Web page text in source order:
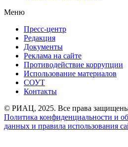
Меню
Пресс-центр
Редакция
Документы
Реклама на сайте
Противодействие коррупции
Использование материалов
СОУТ
Контакты
© РИАЦ, 2025. Все права
Политика конфиденциальности и
данных и правила использования